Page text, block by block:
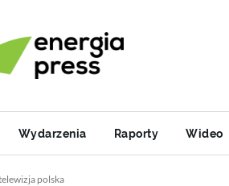
Wydarzenia Raporty Wideo
polska